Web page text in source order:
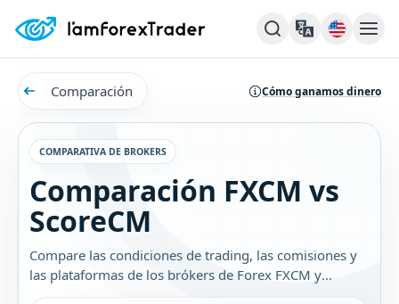
Comparación Cómo ganamos dinero
COMPARATIVA DE BROKERS
Comparación FXCM vs
ScoreCM
Compare las condiciones de trading, las comisiones y
las plataformas de los brókers de Forex FXCM y
ScoreCM. Descubra cuál es el mejor bróker para usted.